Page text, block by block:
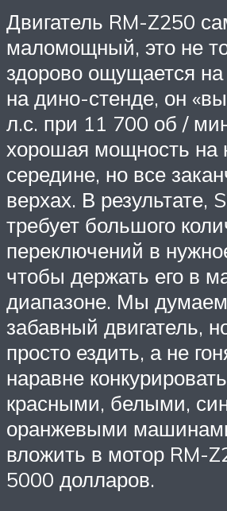
Двигатель RM-Z250
маломощный, это не
здорово ощущается на
на дино-стенде, он
л.с. при 11 700 об /
хорошая мощность на
середине, но все
верхах. В результате,
требует большого
переключений в
чтобы держать его в
диапазоне. Мы
забавный двигатель,
просто ездить, а не
наравне
красными, белыми,
оранжевыми
вложить в мотор RM-
5000 долларов.